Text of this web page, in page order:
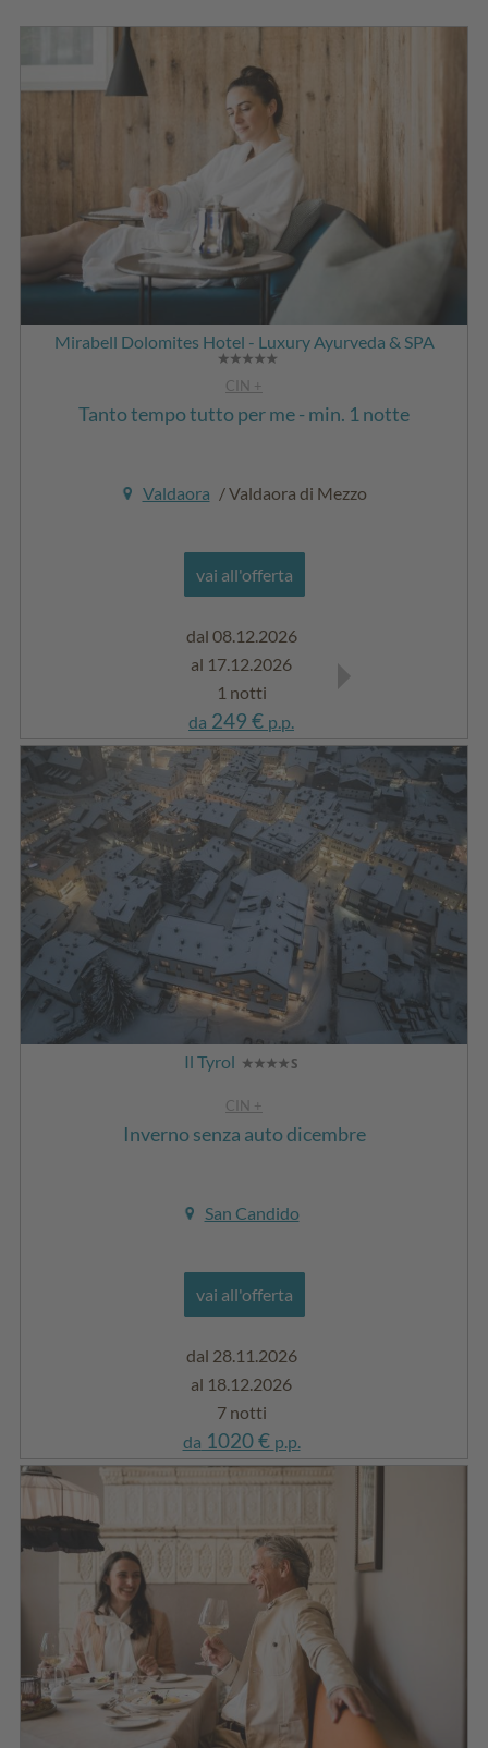
Mirabell Dolomites Hotel - Luxury Ayurveda & SPA
CIN +
Tanto tempo tutto per me - min. 1 notte
Valdaora / Valdaora di Mezzo
vai all'offerta
dal 08.12.2026
al 17.12.2026
1 notti
da 249 € p.p.
Il Tyrol
CIN +
Inverno senza auto dicembre
San Candido
vai all'offerta
dal 28.11.2026
al 18.12.2026
7 notti
da 1020 € p.p.